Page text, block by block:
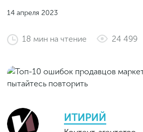
2016
Инструменты и сервисы
Словарь маркетолога
14 апреля 2023
18 мин на чтение 24 499
ИТИРИЙ